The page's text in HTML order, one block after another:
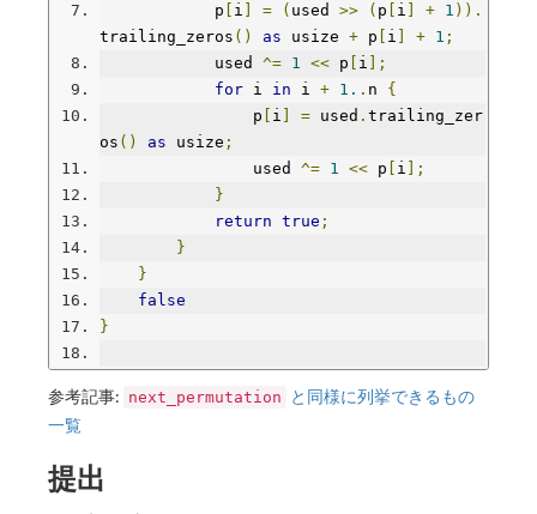
            p
i = ( used >> ( p i + 1 )).
trailing_zeros () as usize + p i + 1 ;
            used
^= 1 << p i ];
for i in i + 1. . n {
                p
i = used . trailing_zer
os () as usize ;
                used
^= 1 << p i ];
}
return true ;
}
}
false
}
参考記事: next_permutation
と同様に列挙できるもの
一覧
提出